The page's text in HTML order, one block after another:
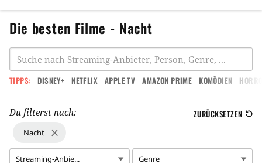
Die besten Filme - Nacht
TIPPS: DISNEY+ NETFLIX APPLE TV AMAZON PRIME KOMÖDIEN
Du filterst nach: ZURÜCKSETZEN
Nacht
Streaming-Anbie... Genre